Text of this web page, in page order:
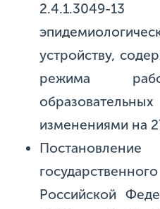
2.4.1.3049-
устройству,
режима
изменениями на
Российской